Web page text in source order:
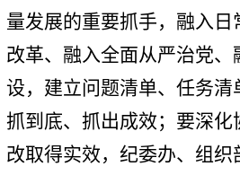
量发展的重要抓手，融入
改革、融入全面从严治党、
设，建立问题清单、任务清
抓到底、抓出成效；要深化
改取得实效，纪委办、组织